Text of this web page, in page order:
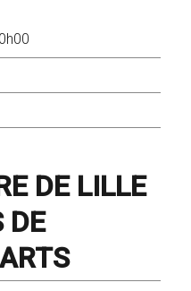
DE LILLE
DE